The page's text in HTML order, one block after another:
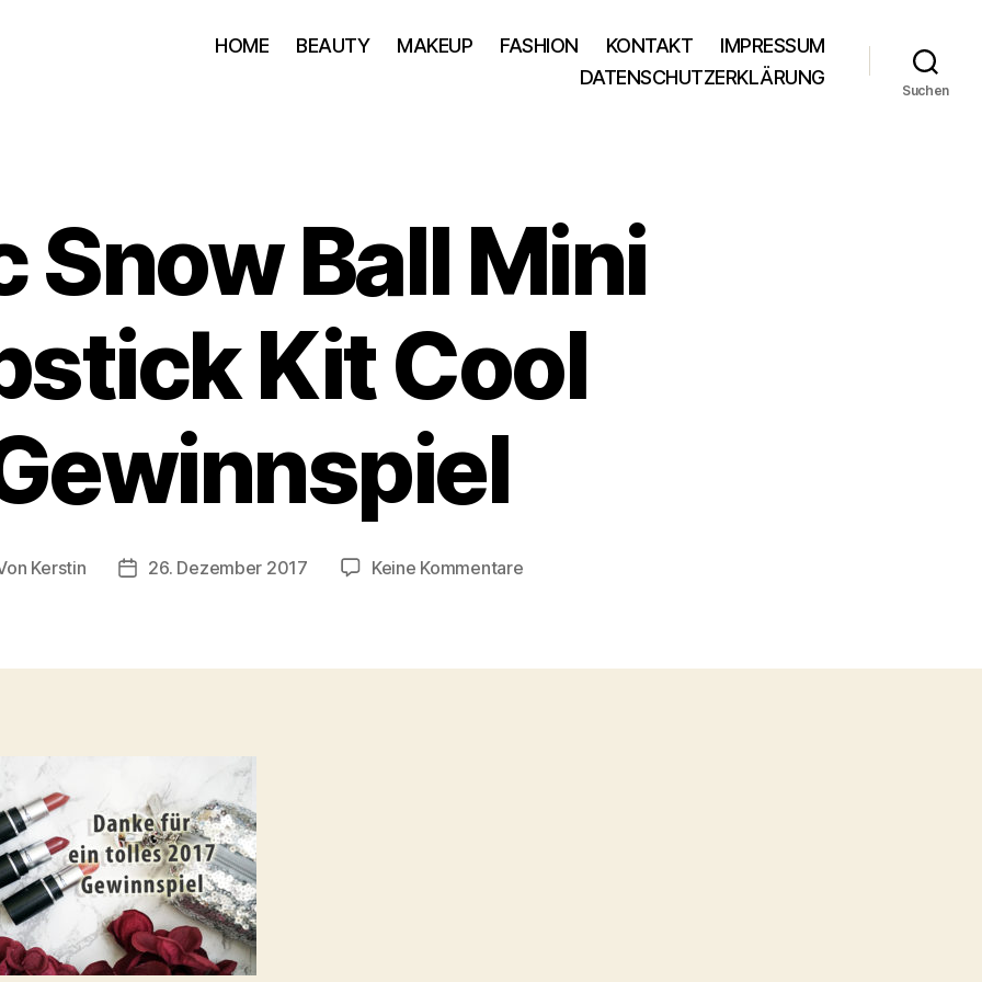
HOME BEAUTY MAKEUP FASHION KONTAKT
IMPRESSUM
DATENSCHUTZERKLÄRUNG
Suchen
Snow Ball Mini
Kit Cool
Kerstin Beitragsdatum
26. Dezember 2017 Keine Kommentarezu
Mini